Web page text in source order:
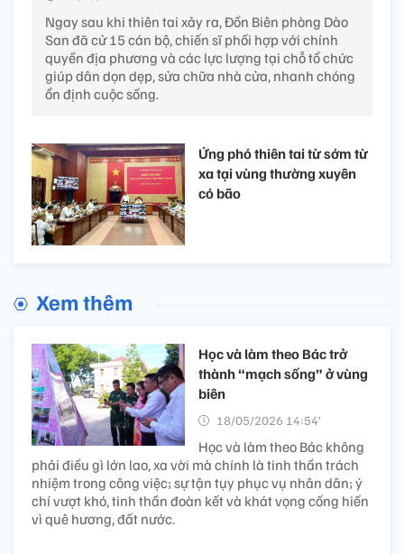
Ngay sau khi thiên tai xảy ra, Đồn Biên phòng Dào
San đã cử 15 cán bộ, chiến sĩ phối hợp với chính
quyền địa phương và các lực lượng tại chỗ tổ chức
giúp dân dọn dẹp, sửa chữa nhà cửa, nhanh chóng
ổn định cuộc sống.
Ứng phó thiên tai từ sớm từ
xa tại vùng thường xuyên
có bão
Xem thêm
Học và làm theo Bác trở
thành “mạch sống” ở vùng
biên
18/05/2026 14:54’
Học và làm theo Bác không
phải điều gì lớn lao, xa vời mà chính là tinh thần trách
nhiệm trong công việc; sự tận tụy phục vụ nhân dân; ý
chí vượt khó, tinh thần đoàn kết và khát vọng cống hiến
vì quê hương, đất nước.